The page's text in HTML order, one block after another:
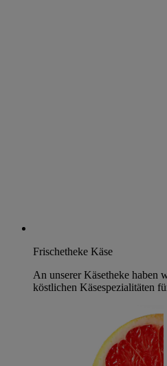
Frischetheke Käse
An unserer Käsetheke haben
köstlichen Käsespezialitäten